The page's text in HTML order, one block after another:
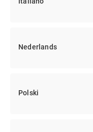
Nederlands
Polski